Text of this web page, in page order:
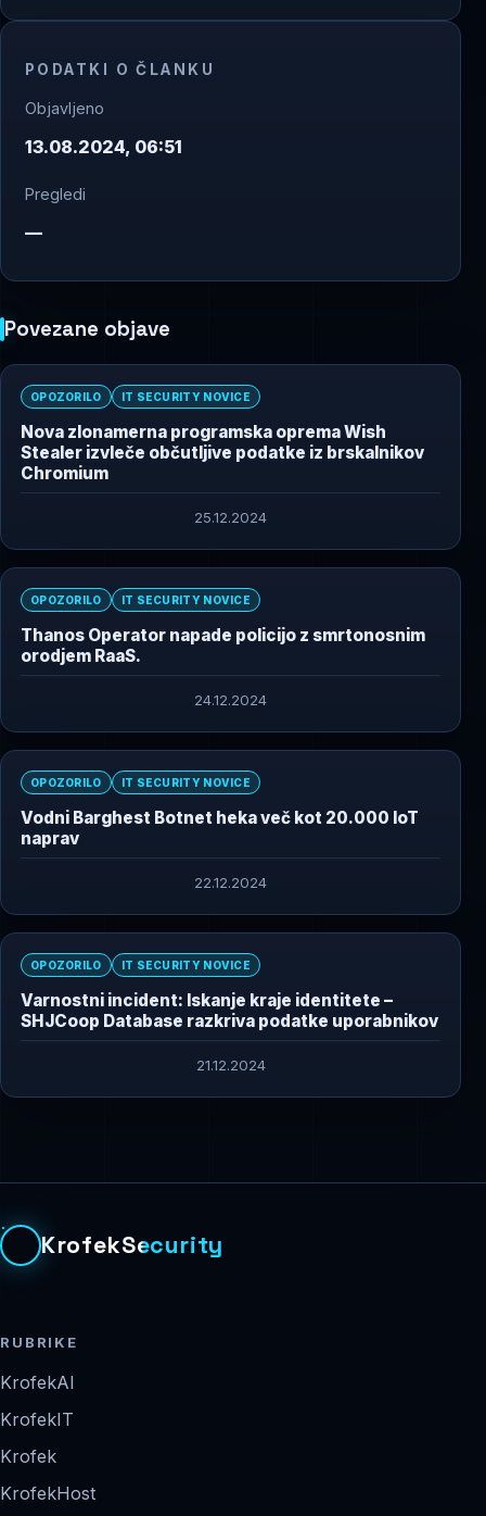
PODATKI O ČLANKU
Objavljeno
13.08.2024, 06:51
Pregledi
—
Povezane objave
OPOZORILO IT SECURITY NOVICE
Nova zlonamerna programska oprema Wish
Stealer izvleče občutljive podatke iz brskalnikov
Chromium
25.12.2024
OPOZORILO IT SECURITY NOVICE
Thanos Operator napade policijo z smrtonosnim
orodjem RaaS.
24.12.2024
OPOZORILO IT SECURITY NOVICE
Vodni Barghest Botnet heka več kot 20.000 IoT
naprav
22.12.2024
OPOZORILO IT SECURITY NOVICE
Varnostni incident: Iskanje kraje identitete –
SHJCoop Database razkriva podatke uporabnikov
21.12.2024
KrofekSecurity
RUBRIKE
KrofekAI
KrofekIT
Krofek
KrofekHost